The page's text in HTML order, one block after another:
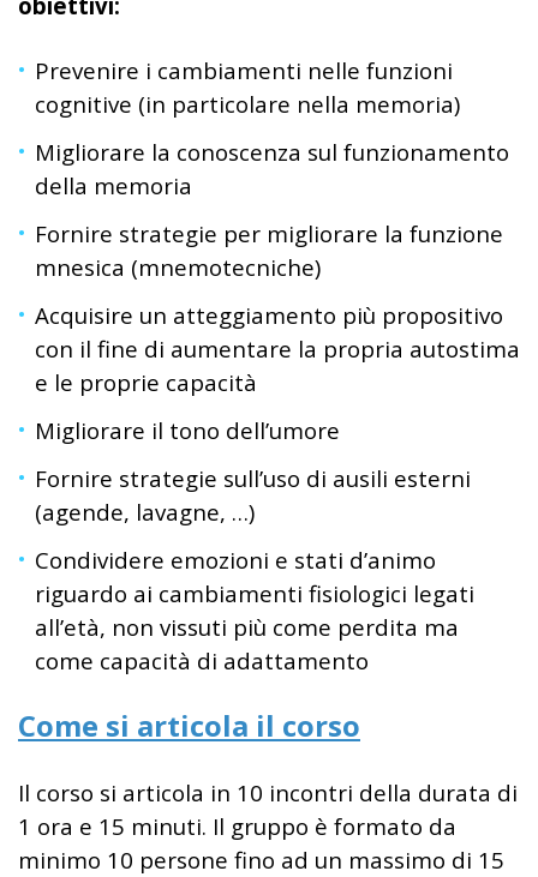
Prevenire i cambiamenti nelle funzioni
cognitive (in particolare nella memoria)
Migliorare la conoscenza sul funzionamento
della memoria
Fornire strategie per migliorare la funzione
mnesica (mnemotecniche)
Acquisire un atteggiamento più propositivo
con il fine di aumentare la propria autostima
e le proprie capacità
Migliorare il tono dell’umore
Fornire strategie sull’uso di ausili esterni
(agende, lavagne, …)
Condividere emozioni e stati d’animo
riguardo ai cambiamenti fisiologici legati
all’età, non vissuti più come perdita ma
come capacità di adattamento
Come si articola il corso
Il corso si articola in 10 incontri della durata di
1 ora e 15 minuti. Il gruppo è formato da
minimo 10 persone fino ad un massimo di 15